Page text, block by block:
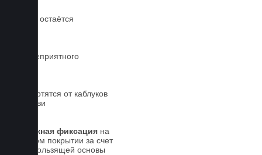
Обувь остаётся
Нет неприятного
Не портятся от каблуков
на обуви
Надежная фиксация на
штатном покрытии за счет
антискользящей основы